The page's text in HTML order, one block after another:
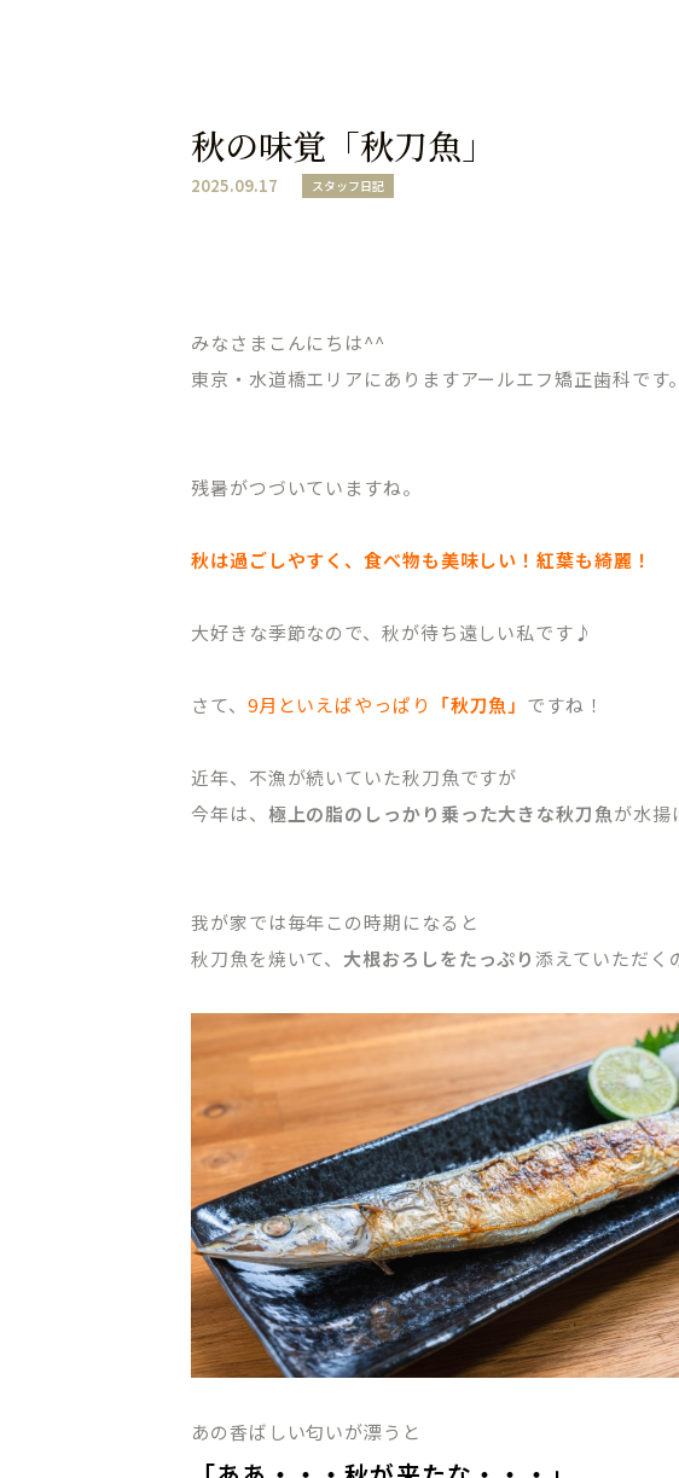
秋の味覚「秋刀魚」
2025.09.17 スタッフ日記
みなさまこんにちは^^
東京・水道橋エリアにありますアールエフ矯正歯科です。
残暑がつづいていますね。
秋は過ごしやすく、食べ物も美味しい！紅葉も綺麗！
大好きな季節なので、秋が待ち遠しい私です♪
さて、 9月といえばやっぱり 「秋刀魚」 ですね！
近年、不漁が続いていた秋刀魚ですが
今年は、 極上の脂のしっかり乗った大きな秋刀魚が水揚
我が家では毎年この時期になると
秋刀魚を焼いて、 大根おろしをたっぷり添えていただく
あの香ばしい匂いが漂うと